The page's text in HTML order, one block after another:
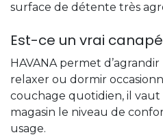
surface de détente très
Est-ce un vrai
HAVANA permet
relaxer ou dormir
couchage quotidien, il
magasin le niveau de
usage.